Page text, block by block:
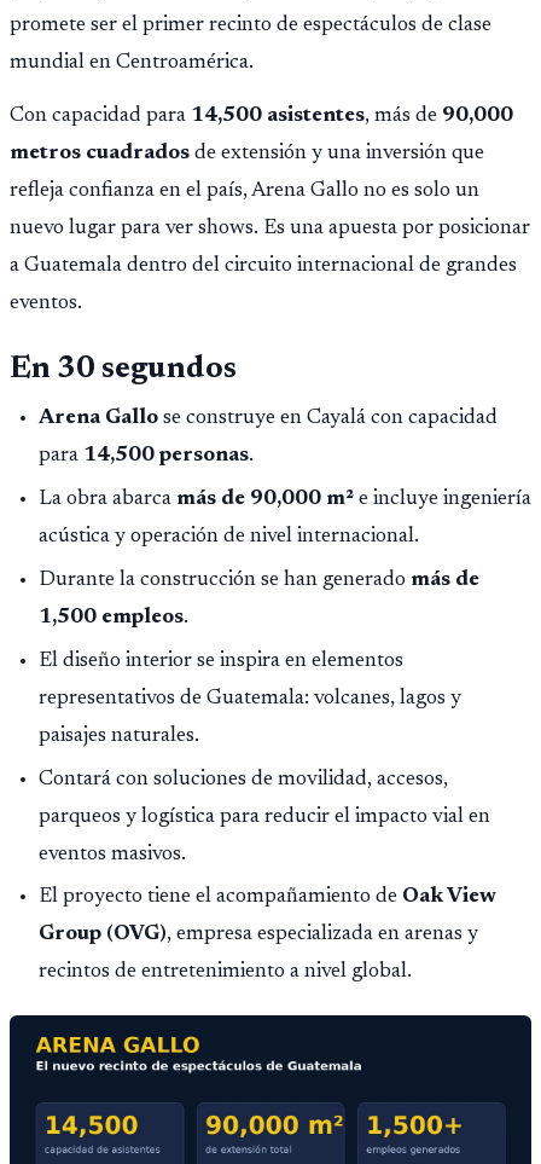
promete ser el primer recinto de espectáculos de clase
mundial en Centroamérica.
Con capacidad para 14,500 asistentes, más de 90,000
metros cuadrados de extensión y una inversión que
refleja confianza en el país, Arena Gallo no es solo un
nuevo lugar para ver shows. Es una apuesta por posicionar
a Guatemala dentro del circuito internacional de grandes
eventos.
En 30 segundos
Arena Gallo se construye en Cayalá con capacidad
para 14,500 personas.
La obra abarca más de 90,000 m² e incluye ingeniería
acústica y operación de nivel internacional.
Durante la construcción se han generado más de
1,500 empleos.
El diseño interior se inspira en elementos
representativos de Guatemala: volcanes, lagos y
paisajes naturales.
Contará con soluciones de movilidad, accesos,
parqueos y logística para reducir el impacto vial en
eventos masivos.
El proyecto tiene el acompañamiento de Oak View
Group (OVG), empresa especializada en arenas y
recintos de entretenimiento a nivel global.